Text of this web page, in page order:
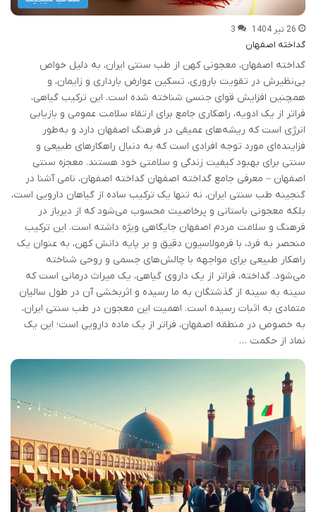
26 تیر 1404 3
گداخته اصفهان
گداخته اصفهان، معجونی کهن از طب سنتی ایران، به دلیل خواص
بی‌نظیرش در تقویت باروری، تسکین عوارض بارداری و زایمان، و
همچنین افزایش قوای جنسی شناخته شده است. این ترکیب گیاهی،
فراتر از یک ادویه، راهکاری جامع برای ارتقاء سلامت عمومی و بازیابی
انرژی است که ریشه‌های عمیقی در فرهنگ اصفهان دارد و به‌طور
فزاینده‌ای مورد توجه افرادی است که به دنبال راهکارهای طبیعی و
سنتی برای بهبود کیفیت زندگی و سلامتی خود هستند. معجزه سنتی
اصفهان – معرفی جامع گداخته اصفهان گداخته اصفهان، نامی آشنا در
گنجینه طب سنتی ایران، نه تنها یک ترکیب ساده از گیاهان دارویی است،
بلکه معجونی باستانی و پرخاصیت محسوب می‌شود که از دیرباز در
فرهنگ و سلامت مردم اصفهان جایگاهی ویژه داشته است. این ترکیب
منحصر به فرد، با فرمولاسیون دقیق و بر پایه دانش کهن، به عنوان یک
راهکار طبیعی برای مواجهه با چالش‌های جسمی و روحی شناخته
می‌شود. گداخته، فراتر از یک داروی گیاهی، یک میراث درمانی است که
سینه به سینه از گذشتگان به ما رسیده و اثربخشی آن در طول سالیان
متمادی به اثبات رسیده است. اهمیت این معجون در طب سنتی ایران،
به خصوص در منطقه اصفهان، فراتر از یک ماده دارویی است؛ این یک
نماد از حکمت …